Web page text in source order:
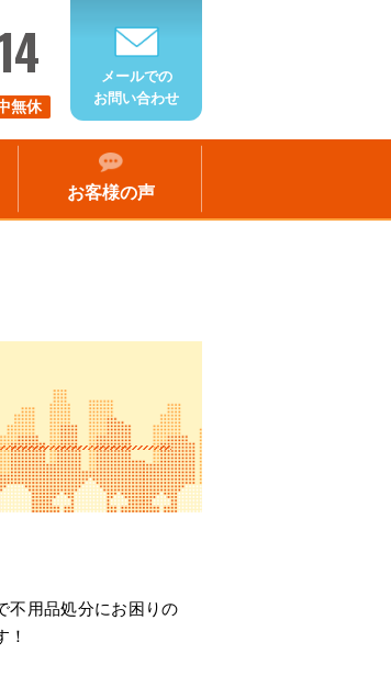
無休
メールでの
お問い合わせ
お客様の声
不用品処分にお困りの